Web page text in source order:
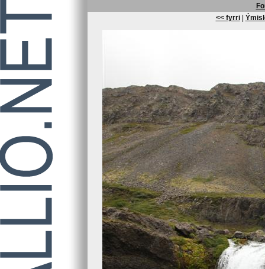
<< fyrri|